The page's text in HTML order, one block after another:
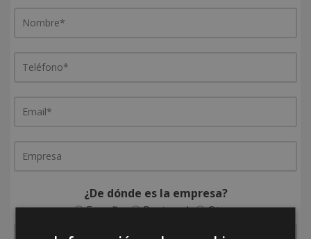
¿De dónde es la empresa?
España
Portugal Otros